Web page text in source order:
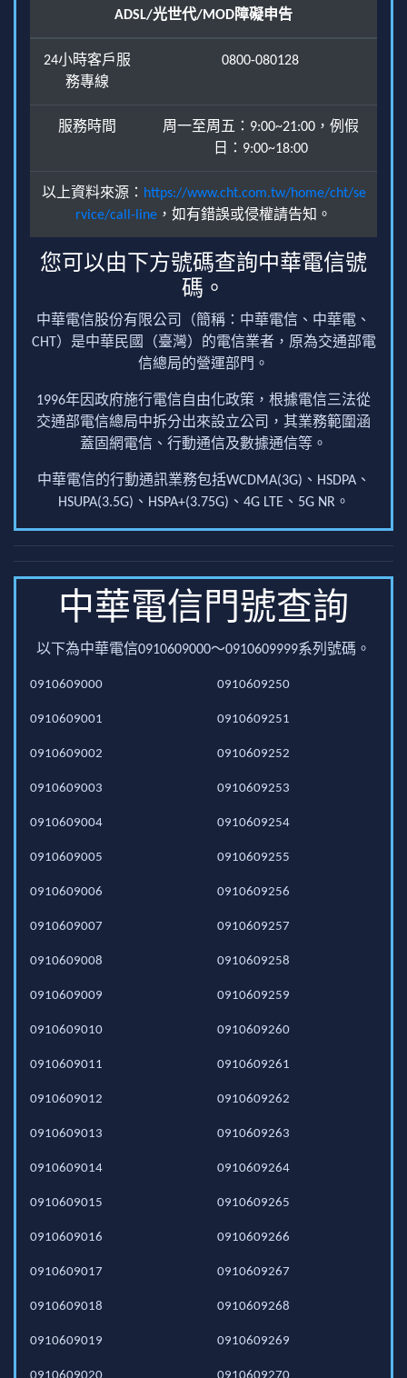
ADSL/光世代/MOD障礙申告
24小時客戶服
務專線
0800-080128
服務時間
周一至周五：9:00~21:00，例假
日：9:00~18:00
以上資料來源： https://www.cht.com.tw/home/cht/se
rvice/call-line ，如有錯誤或侵權請告知。
您可以由下方號碼查詢中華電信號
碼。
中華電信股份有限公司（簡稱：中華電信、中華電、
CHT）是中華民國（臺灣）的電信業者，原為交通部電
信總局的營運部門。
1996年因政府施行電信自由化政策，根據電信三法從
交通部電信總局中拆分出來設立公司，其業務範圍涵
蓋固網電信、行動通信及數據通信等。
中華電信的行動通訊業務包括WCDMA(3G)、HSDPA、
HSUPA(3.5G)、HSPA+(3.75G)、4G LTE、5G NR。
中華電信門號查詢
以下為中華電信0910609000～0910609999系列號碼。
0910609000
0910609001
0910609002
0910609003
0910609004
0910609005
0910609006
0910609007
0910609008
0910609009
0910609010
0910609011
0910609012
0910609013
0910609014
0910609015
0910609016
0910609017
0910609018
0910609019
0910609250
0910609251
0910609252
0910609253
0910609254
0910609255
0910609256
0910609257
0910609258
0910609259
0910609260
0910609261
0910609262
0910609263
0910609264
0910609265
0910609266
0910609267
0910609268
0910609269